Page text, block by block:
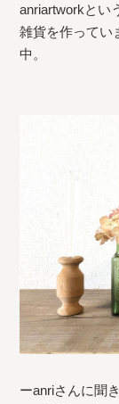
anriartworkとい
雑貨を作ってい
中。
ーanriさんに聞